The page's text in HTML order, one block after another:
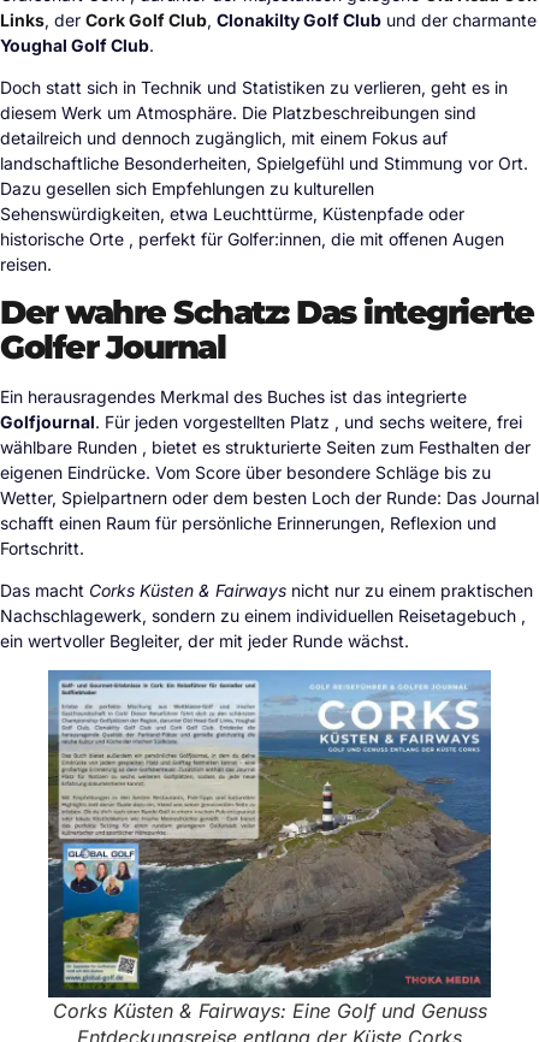
Links, der Cork Golf Club, Clonakilty Golf Club und der charmante
Youghal Golf Club.
Doch statt sich in Technik und Statistiken zu verlieren, geht es in
diesem Werk um Atmosphäre. Die Platzbeschreibungen sind
detailreich und dennoch zugänglich, mit einem Fokus auf
landschaftliche Besonderheiten, Spielgefühl und Stimmung vor Ort.
Dazu gesellen sich Empfehlungen zu kulturellen
Sehenswürdigkeiten, etwa Leuchttürme, Küstenpfade oder
historische Orte , perfekt für Golfer:innen, die mit offenen Augen
reisen.
Der wahre Schatz: Das integrierte
Golfer Journal
Ein herausragendes Merkmal des Buches ist das integrierte
Golfjournal. Für jeden vorgestellten Platz , und sechs weitere, frei
wählbare Runden , bietet es strukturierte Seiten zum Festhalten der
eigenen Eindrücke. Vom Score über besondere Schläge bis zu
Wetter, Spielpartnern oder dem besten Loch der Runde: Das Journal
schafft einen Raum für persönliche Erinnerungen, Reflexion und
Fortschritt.
Das macht Corks Küsten & Fairways nicht nur zu einem praktischen
Nachschlagewerk, sondern zu einem individuellen Reisetagebuch ,
ein wertvoller Begleiter, der mit jeder Runde wächst.
Corks Küsten & Fairways: Eine Golf und Genuss